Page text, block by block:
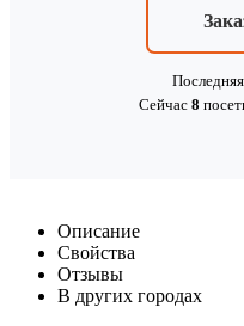
Сейчас 8
Описание
Свойства
Отзывы
В других городах